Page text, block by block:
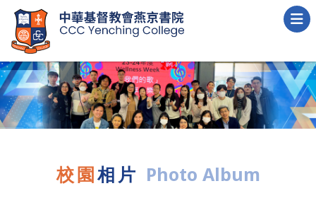
校園相片 Photo Album